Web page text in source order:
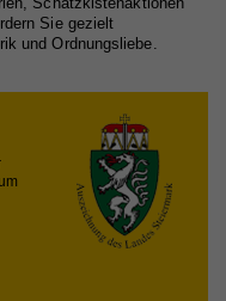
Sie gezielt
und Ordnungsliebe.
die verwendet wird,
wie der Besucher die